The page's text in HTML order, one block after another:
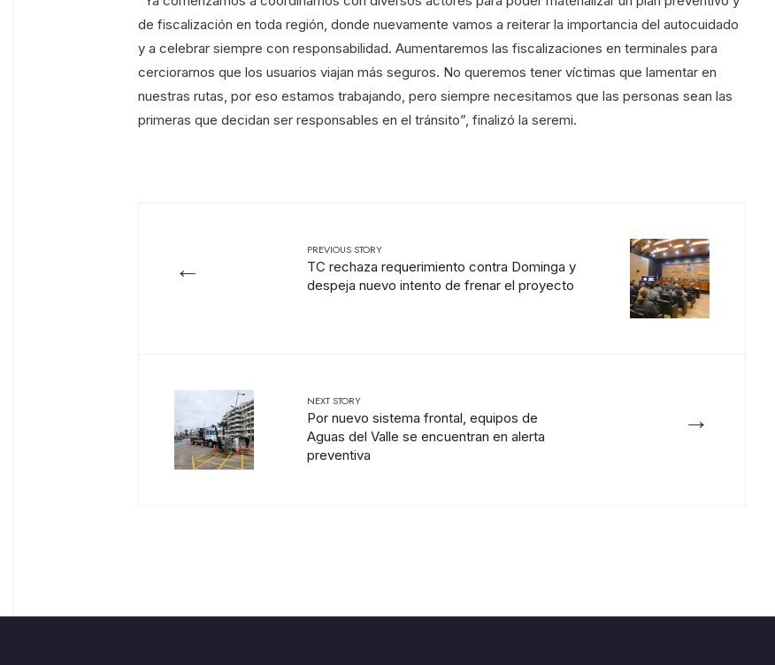
de fiscalización en toda región, donde nuevamente vamos a reiterar la importancia del autocuidado
y a celebrar siempre con responsabilidad. Aumentaremos las fiscalizaciones en terminales para
cerciorarnos que los usuarios viajan más seguros. No queremos tener víctimas que lamentar en
nuestras rutas, por eso estamos trabajando, pero siempre necesitamos que las personas sean las
primeras que decidan ser responsables en el tránsito”, finalizó la seremi.
←
PREVIOUS STORY
TC rechaza requerimiento contra Dominga y
despeja nuevo intento de frenar el proyecto
→
NEXT STORY
Por nuevo sistema frontal, equipos de
Aguas del Valle se encuentran en alerta
preventiva